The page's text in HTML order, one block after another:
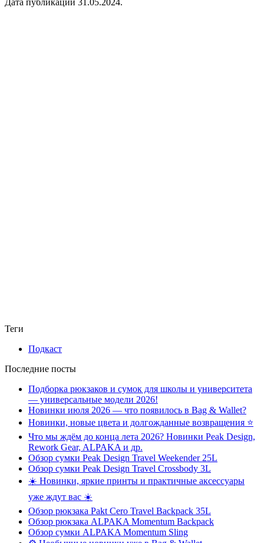
Дата публикации 31.05.2024.
Теги
Подкаст
Последние посты
Подборка рюкзаков и сумок для школы и университета
— универсальные модели 2026!
Новинки июля 2026 — что появилось в Bag & Wallet?
Новинки, новые цвета и долгожданные возвращения ⭐️
Что мы ждём до конца лета 2026? Новинки Peak Design,
Rework Gear, ALPAKA и др.
Обзор сумки Peak Design Travel Weekender 25L
Обзор сумки Peak Design Travel Crossbody 3L
☀️ Новинки, яркие принты и практичные аксессуары
уже ждут вас ☀️
Обзор рюкзака Pakt Cero Travel Backpack 35L
Обзор рюкзака ALPAKA Momentum Backpack
Обзор сумки ALPAKA Momentum Sling